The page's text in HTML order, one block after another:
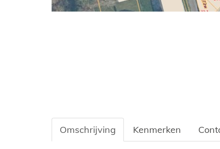
Omschrijving Kenmerken